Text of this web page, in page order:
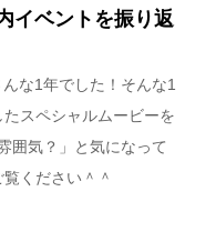
イベントを振り返
な1年でした！そんな1
スペシャルムービーを
囲気？」と気になって
ください＾＾